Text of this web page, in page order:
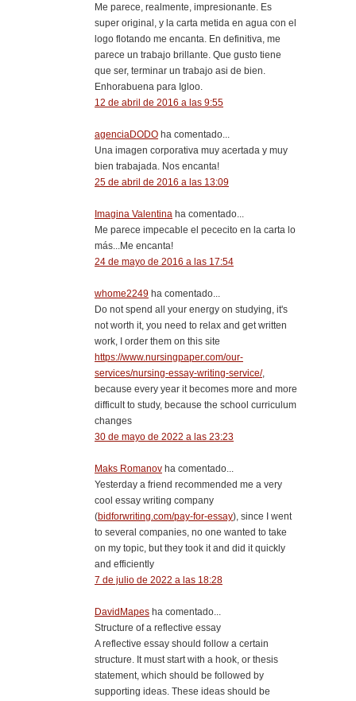
Me parece, realmente, impresionante. Es
super original, y la carta metida en agua con el
logo flotando me encanta. En definitiva, me
parece un trabajo brillante. Que gusto tiene
que ser, terminar un trabajo asi de bien.
Enhorabuena para Igloo.
12 de abril de 2016 a las 9:55
agenciaDODO ha comentado...
Una imagen corporativa muy acertada y muy
bien trabajada. Nos encanta!
25 de abril de 2016 a las 13:09
Imagina Valentina ha comentado...
Me parece impecable el pececito en la carta lo
más...Me encanta!
24 de mayo de 2016 a las 17:54
whome2249 ha comentado...
Do not spend all your energy on studying, it's
not worth it, you need to relax and get written
work, I order them on this site
https://www.nursingpaper.com/our-
services/nursing-essay-writing-service/,
because every year it becomes more and more
difficult to study, because the school curriculum
changes
30 de mayo de 2022 a las 23:23
Maks Romanov ha comentado...
Yesterday a friend recommended me a very
cool essay writing company
(bidforwriting.com/pay-for-essay), since I went
to several companies, no one wanted to take
on my topic, but they took it and did it quickly
and efficiently
7 de julio de 2022 a las 18:28
DavidMapes ha comentado...
Structure of a reflective essay
A reflective essay should follow a certain
structure. It must start with a hook, or thesis
statement, which should be followed by
supporting ideas. These ideas should be